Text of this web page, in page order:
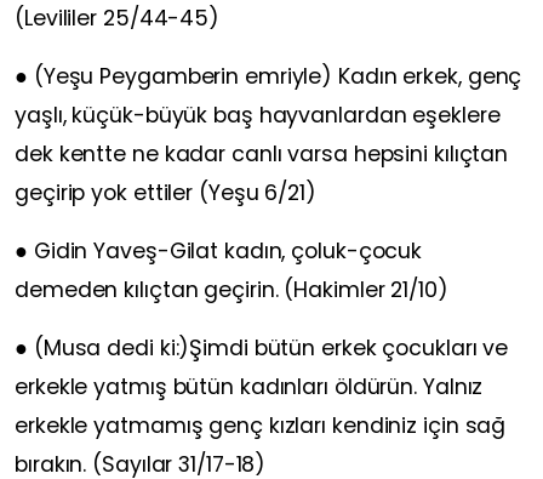
(Levililer 25/44-45)
● (Yeşu Peygamberin emriyle) Kadın erkek, genç
yaşlı, küçük-büyük baş hayvanlardan eşeklere
dek kentte ne kadar canlı varsa hepsini kılıçtan
geçirip yok ettiler (Yeşu 6/21)
● Gidin Yaveş-Gilat kadın, çoluk-çocuk
demeden kılıçtan geçirin. (Hakimler 21/10)
● (Musa dedi ki:)Şimdi bütün erkek çocukları ve
erkekle yatmış bütün kadınları öldürün. Yalnız
erkekle yatmamış genç kızları kendiniz için sağ
bırakın. (Sayılar 31/17-18)